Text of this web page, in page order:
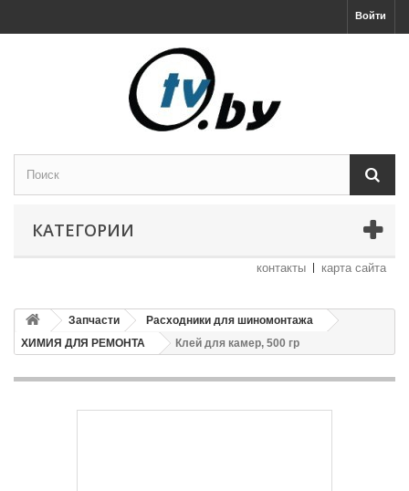
Войти
КАТЕГОРИИ
контакты карта сайта
Запчасти
Расходники для шиномонтажа
ХИМИЯ ДЛЯ РЕМОНТА
Клей для камер, 500 гр